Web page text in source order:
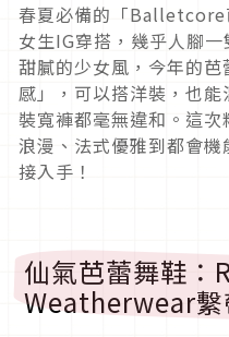
春夏必備的「Balletcore
女生IG穿搭，幾乎人腳
甜膩的少女風，今年的
感」，可以搭洋裝，也
裝寬褲都毫無違和。這
浪漫、法式優雅到都會
接入手！
仙氣芭蕾舞鞋
Weatherwear繫